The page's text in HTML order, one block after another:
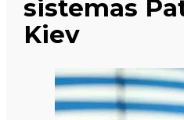
sistemas
Kiev